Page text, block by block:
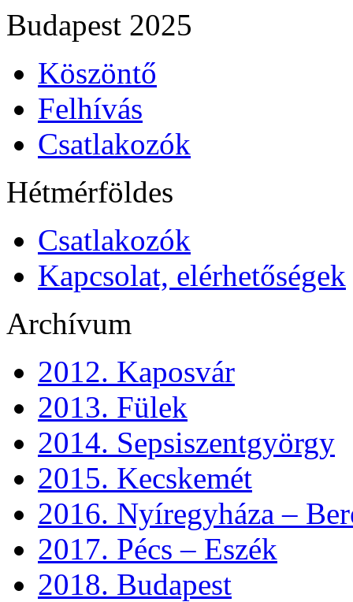
Budapest 2025
Köszöntő
Felhívás
Csatlakozók
Hétmérföldes
Csatlakozók
Kapcsolat, elérhetőségek
Archívum
2012. Kaposvár
2013. Fülek
2014. Sepsiszentgyörgy
2015. Kecskemét
2016. Nyíregyháza –
2017. Pécs – Eszék
2018. Budapest